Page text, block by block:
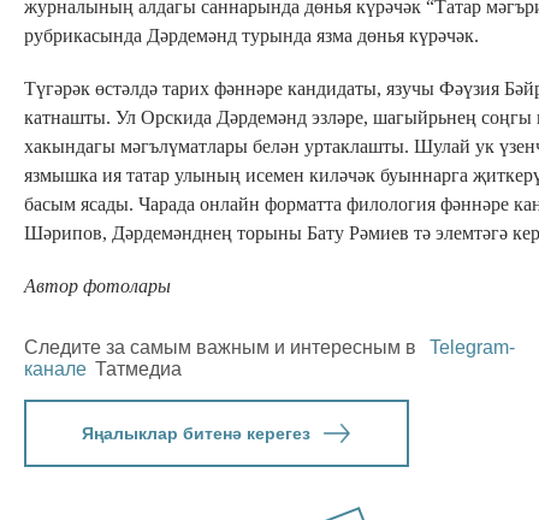
журналының алдагы саннарында дөнья күрәчәк “Татар
рубрикасында Дәрдемәнд турында язма дөнья күрәчәк.
Түгәрәк өстәлдә тарих фәннәре кандидаты, язучы Фәүзия
катнашты. Ул Орскида Дәрдемәнд эзләре, шагыйрьнең соңгы
хакындагы мәгълүматлары белән уртаклашты. Шулай ук
язмышка ия татар улының исемен киләчәк буыннарга
басым ясады. Чарада онлайн форматта филология фәннәре
Шәрипов, Дәрдемәнднең торыны Бату Рәмиев тә элемтәгә
Автор фотолары
Следите за самым важным и интересным в
Telegram-
канале Татмедиа
Яңалыклар битенә керегез